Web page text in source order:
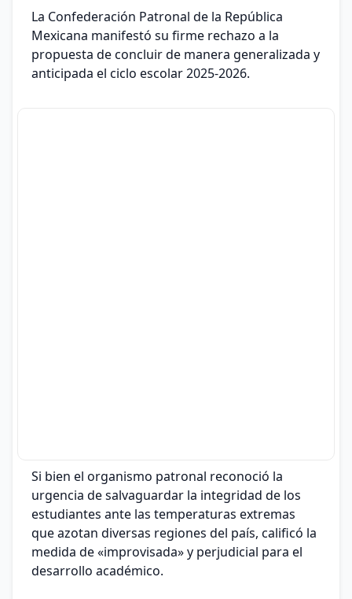
La Confederación Patronal de la República
Mexicana manifestó su firme rechazo a la
propuesta de concluir de manera generalizada y
anticipada el ciclo escolar 2025-2026.
Si bien el organismo patronal reconoció la
urgencia de salvaguardar la integridad de los
estudiantes ante las temperaturas extremas
que azotan diversas regiones del país, calificó la
medida de «improvisada» y perjudicial para el
desarrollo académico.